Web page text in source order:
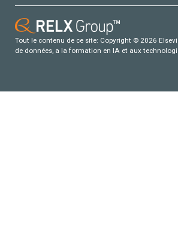
Tout le contenu de ce site: Copyright © 2026
de données, a la formation en IA et aux